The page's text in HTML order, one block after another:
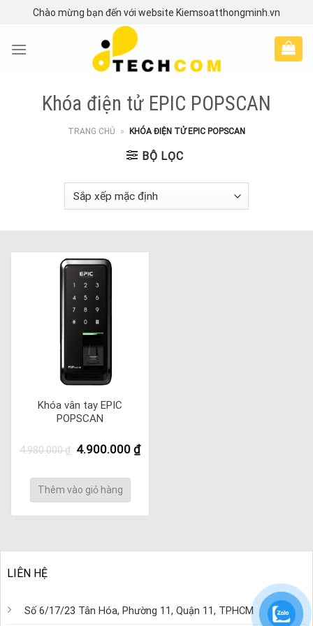
content
Chào mừng bạn đến với website Kiemsoatthongminh.vn
Khóa điện tử EPIC POPSCAN
TRANG CHỦ » KHÓA ĐIỆN TỬ EPIC POPSCAN
BỘ LỌC
Khóa vân tay EPIC
POPSCAN
4.980.000₫ Giá
4.980.000 ₫.
4.900.000₫Giá
hiện
Thêm vào giỏ hàng
LIÊN HỆ
Số 6/17/23 Tân Hóa, Phường 11, Quận 11, TPHCM